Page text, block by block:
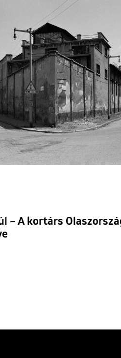
– A kortárs